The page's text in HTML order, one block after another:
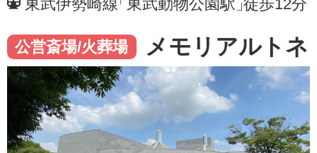
東武伊勢崎線「 東武動物公園駅 」
徒歩12分
公営斎場/火葬場 メモリアルトネ